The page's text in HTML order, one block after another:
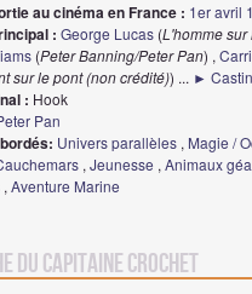
au cinéma en France : 1er avril
: George Lucas (L'homme
(Peter Banning/Peter Pan) ,
sur le pont (non crédité)) ... ►
: Hook
Pan
Univers parallèles , Magie /
, Jeunesse , Animaux
, Aventure Marine
du Capitaine Crochet